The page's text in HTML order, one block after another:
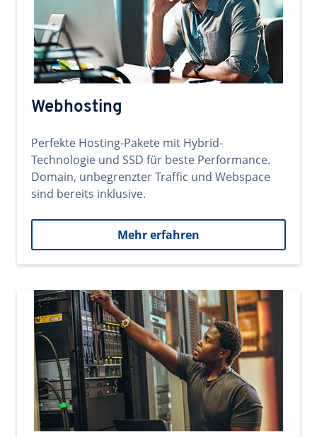
Webhosting
Perfekte Hosting-Pakete mit Hybrid-
Technologie und SSD für beste Performance.
Domain, unbegrenzter Traffic und Webspace
sind bereits inklusive.
Mehr erfahren